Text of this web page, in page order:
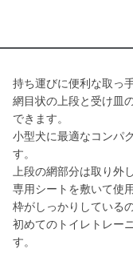
持ち運びに便利な取っ
網目状の上段と受け皿
できます。
小型犬に最適なコンパ
す。
上段の網部分は取り外
専用シートを敷いて使
枠がしっかりしている
初めてのトイレトレー
す。